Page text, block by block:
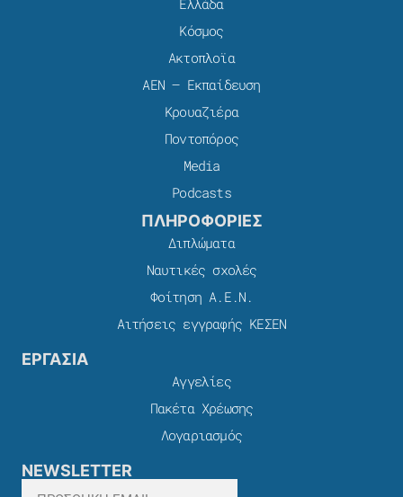
Κόσμος
Ακτοπλοϊα
ΑΕΝ – Εκπαίδευση
Κρουαζιέρα
Ποντοπόρος
Media
Podcasts
ΠΛΗΡΟΦΟΡΙΕΣ
Διπλώματα
Ναυτικές σχολές
Φοίτηση Α.Ε.Ν.
Αιτήσεις εγγραφής ΚΕΣΕΝ
ΕΡΓΑΣΙΑ
Αγγελίες
Πακέτα Χρέωσης​
Λογαριασμός
NEWSLETTER